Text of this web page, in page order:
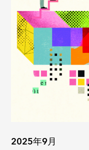
2025年9月